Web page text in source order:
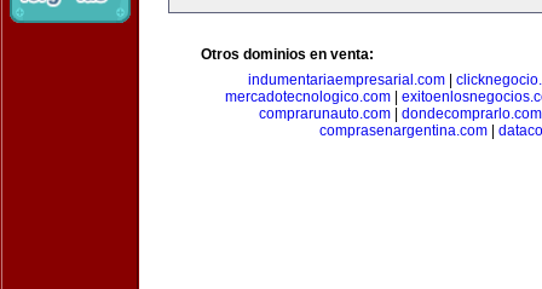
Otros dominios en venta:
indumentariaempresarial.com
mercadotecnologico.com
comprarunauto.com| dondecomprarlo.com
comprasenargentina.com|